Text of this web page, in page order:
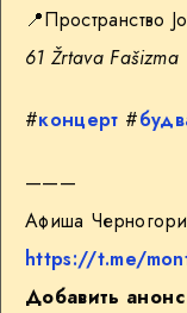
📍Пространство
61 Žrtava Fašizma
#концерт #
———
Афиша
https://t.me/
Добавить анонс